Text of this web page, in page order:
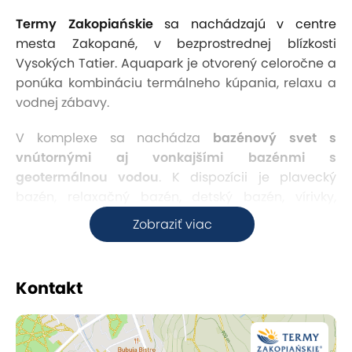
Zobraziť viac
Termy Zakopiańskiesa nachádzajú v centre
mesta Zakopané, v bezprostrednej blízkosti
Vysokých Tatier. Aquapark je otvorený celoročne a
ponúka kombináciu termálneho kúpania, relaxu a
vodnej zábavy.
V komplexe sa nachádza bazénový svet s
vnútornými aj vonkajšími bazénmi s
geotermálnou vodou. K dispozícii je plavecký
divoká rieka a viacero vodných atrakcií vrátane
toboganov a šmykľaviek. Súčasťou priestoru je aj
V rámci vybraných vstupov je sprístupnený aj
saunový svet
. Návštevníci tu nájdu fínsku saunu,
Kontakt